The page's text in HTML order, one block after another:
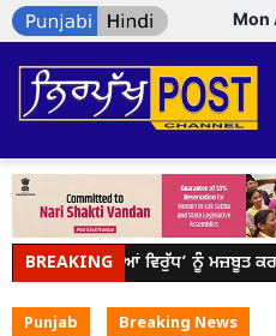
Mon
BREAKING
ਯੁੱਧ ਨਸ਼ਿਆਂ ਵਿਰੁੱਧ’ ਨੂੰ ਮਜ਼ਬੂਤ
Punjab Breaking News